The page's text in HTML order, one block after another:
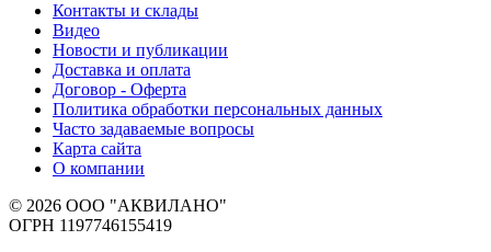
Контакты и склады
Видео
Новости и публикации
Доставка и оплата
Договор - Оферта
Политика обработки персональных данных
Часто задаваемые вопросы
Карта сайта
О компании
© 2026 ООО "АКВИЛАНО"
ОГРН 1197746155419